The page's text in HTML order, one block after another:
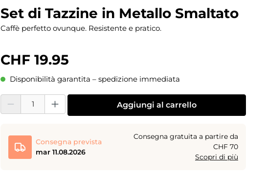
Set di Tazzine in Metallo Smaltato
Caffè perfetto ovunque. Resistente e pratico.
CHF 19.95
Disponibilità garantita – spedizione immediata
Quantità del prodotto: inserisci la quantità desiderata o usa i pulsanti per aumentare o
Aggiungi al carrello
Consegna prevista
mar 11.08.2026
Consegna gratuita a partire da
CHF 70
Scopri di più